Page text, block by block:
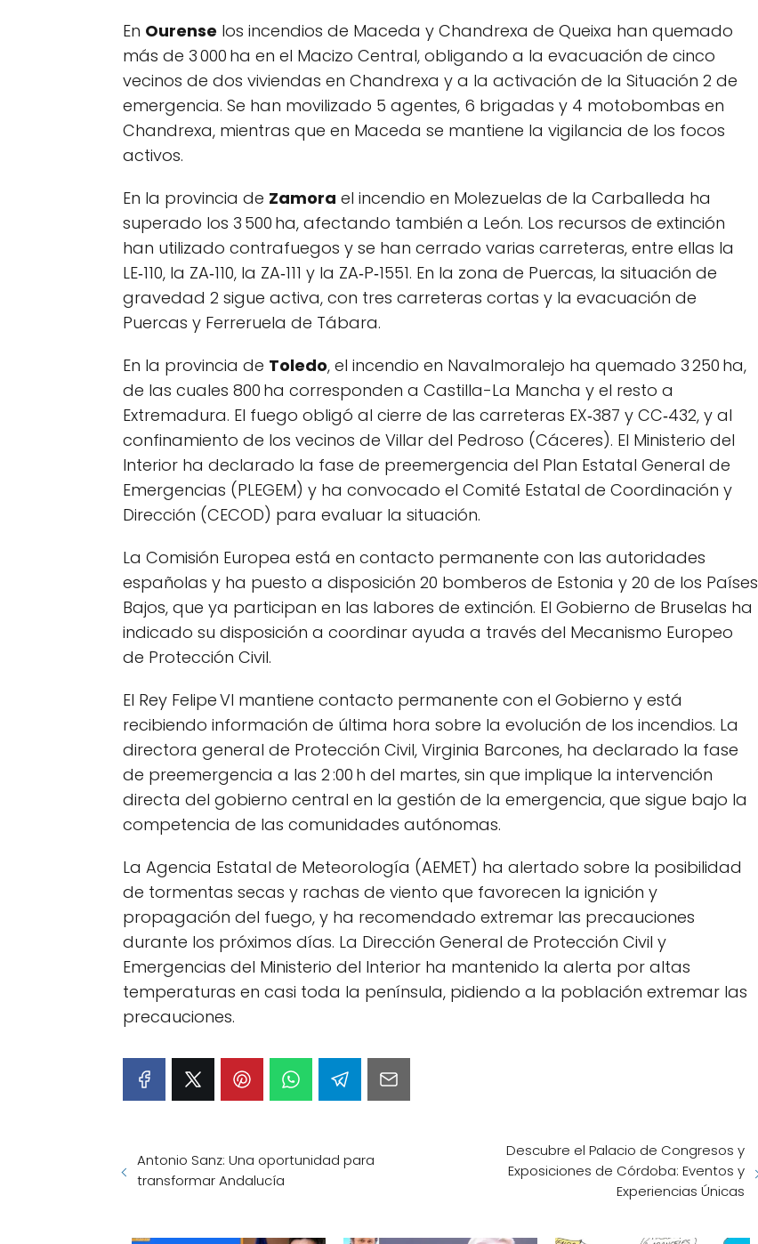
En Ourense los incendios de Maceda y Chandrexa de Queixa han quemado
más de 3 000 ha en el Macizo Central, obligando a la evacuación de cinco
vecinos de dos viviendas en Chandrexa y a la activación de la Situación 2 de
emergencia. Se han movilizado 5 agentes, 6 brigadas y 4 motobombas en
Chandrexa, mientras que en Maceda se mantiene la vigilancia de los focos
activos.
En la provincia de Zamora el incendio en Molezuelas de la Carballeda ha
superado los 3 500 ha, afectando también a León. Los recursos de extinción
han utilizado contrafuegos y se han cerrado varias carreteras, entre ellas la
LE‑110, la ZA‑110, la ZA‑111 y la ZA‑P‑1551. En la zona de Puercas, la situación de
gravedad 2 sigue activa, con tres carreteras cortas y la evacuación de
Puercas y Ferreruela de Tábara.
En la provincia de Toledo, el incendio en Navalmoralejo ha quemado 3 250 ha,
de las cuales 800 ha corresponden a Castilla-La Mancha y el resto a
Extremadura. El fuego obligó al cierre de las carreteras EX‑387 y CC‑432, y al
confinamiento de los vecinos de Villar del Pedroso (Cáceres). El Ministerio del
Interior ha declarado la fase de preemergencia del Plan Estatal General de
Emergencias (PLEGEM) y ha convocado el Comité Estatal de Coordinación y
Dirección (CECOD) para evaluar la situación.
La Comisión Europea está en contacto permanente con las autoridades
españolas y ha puesto a disposición 20 bomberos de Estonia y 20 de los Países
Bajos, que ya participan en las labores de extinción. El Gobierno de Bruselas ha
indicado su disposición a coordinar ayuda a través del Mecanismo Europeo
de Protección Civil.
El Rey Felipe VI mantiene contacto permanente con el Gobierno y está
recibiendo información de última hora sobre la evolución de los incendios. La
directora general de Protección Civil, Virginia Barcones, ha declarado la fase
de preemergencia a las 2 :00 h del martes, sin que implique la intervención
directa del gobierno central en la gestión de la emergencia, que sigue bajo la
competencia de las comunidades autónomas.
La Agencia Estatal de Meteorología (AEMET) ha alertado sobre la posibilidad
de tormentas secas y rachas de viento que favorecen la ignición y
propagación del fuego, y ha recomendado extremar las precauciones
durante los próximos días. La Dirección General de Protección Civil y
Emergencias del Ministerio del Interior ha mantenido la alerta por altas
temperaturas en casi toda la península, pidiendo a la población extremar las
precauciones.
Antonio Sanz: Una oportunidad para
transformar Andalucía
Descubre el Palacio de Congresos y
Exposiciones de Córdoba: Eventos y
Experiencias Únicas